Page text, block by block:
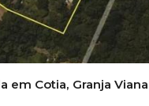
em Cotia, Granja Viana